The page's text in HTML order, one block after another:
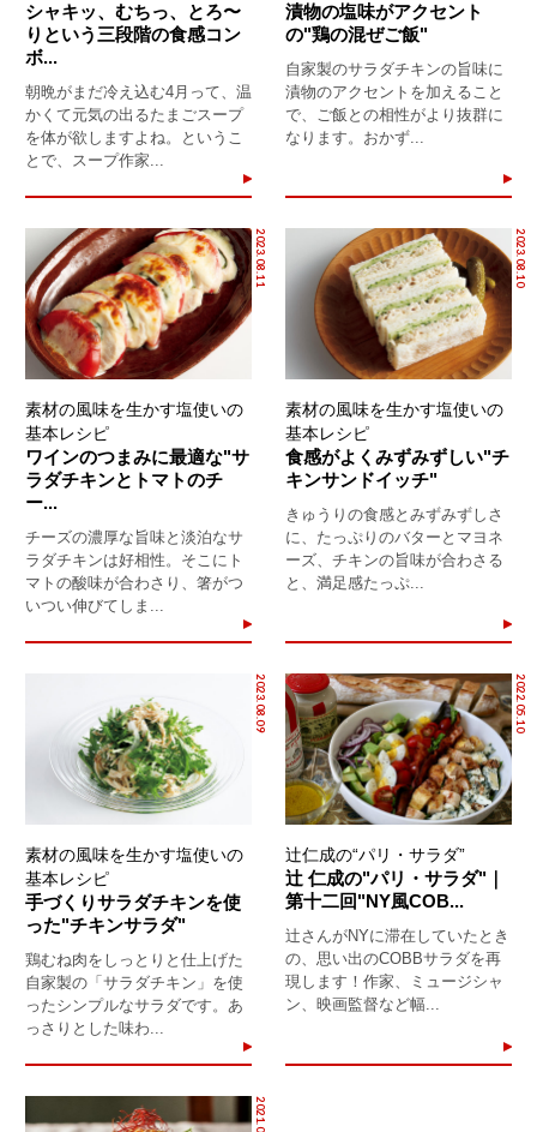
シャキッ、むちっ、とろ〜
りという三段階の食感コン
ボ...
朝晩がまだ冷え込む4月って、温
かくて元気の出るたまごスープ
を体が欲しますよね。というこ
とで、スープ作家...
漬物の塩味がアクセント
の"鶏の混ぜご飯"
自家製のサラダチキンの旨味に
漬物のアクセントを加えること
で、ご飯との相性がより抜群に
なります。おかず...
2023.08.11
素材の風味を生かす塩使いの
基本レシピ
ワインのつまみに最適な"サ
ラダチキンとトマトのチ
ー...
チーズの濃厚な旨味と淡泊なサ
ラダチキンは好相性。そこにト
マトの酸味が合わさり、箸がつ
いつい伸びてしま...
2023.08.10
素材の風味を生かす塩使いの
基本レシピ
食感がよくみずみずしい"チ
キンサンドイッチ"
きゅうりの食感とみずみずしさ
に、たっぷりのバターとマヨネ
ーズ、チキンの旨味が合わさる
と、満足感たっぷ...
2023.08.09
素材の風味を生かす塩使いの
基本レシピ
手づくりサラダチキンを使
った"チキンサラダ"
鶏むね肉をしっとりと仕上げた
自家製の「サラダチキン」を使
ったシンプルなサラダです。あ
っさりとした味わ...
2022.05.10
辻仁成の“パリ・サラダ”
辻 仁成の"パリ・サラダ"｜
第十二回"NY風COB...
辻さんがNYに滞在していたとき
の、思い出のCOBBサラダを再
現します！作家、ミュージシャ
ン、映画監督など幅...